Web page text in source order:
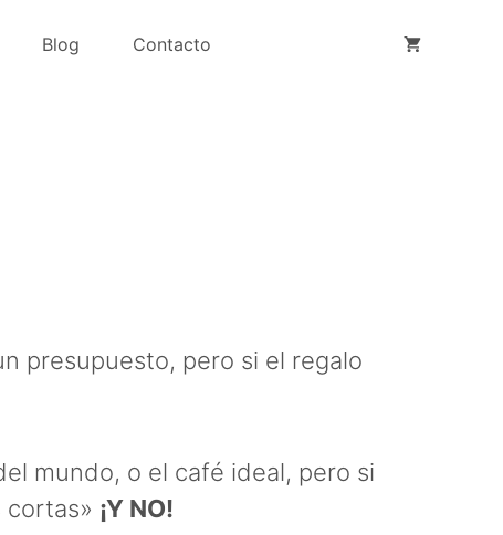
Blog Contacto
presupuesto, pero si el regalo
mundo, o el café ideal, pero si
cortas» ¡Y NO!